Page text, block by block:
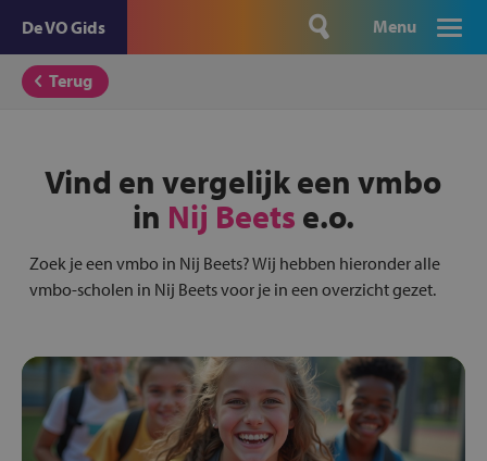
De VO Gids Menu
Terug
Vind en vergelijk een vmbo
in Nij Beets e.o.
Zoek je een vmbo in Nij Beets? Wij hebben hieronder alle
vmbo-scholen in Nij Beets voor je in een overzicht gezet.